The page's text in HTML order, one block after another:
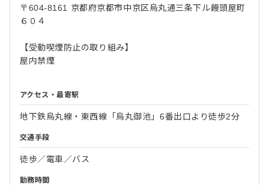
〒604-8161 京都府京都市中京区烏丸通三条下ル饅頭屋町
６０４
【受動喫煙防止の取り組み】
屋内禁煙
アクセス・最寄駅
地下鉄烏丸線・東西線「烏丸御池」6番出口より徒歩2分
交通手段
徒歩／電車／バス
勤務時間